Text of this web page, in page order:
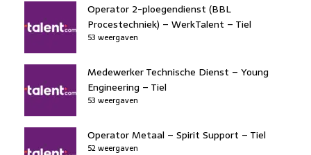
Operator 2-ploegendienst (BBL
Procestechniek) – WerkTalent – Tiel
53 weergaven
Medewerker Technische Dienst – Young
Engineering – Tiel
53 weergaven
Operator Metaal – Spirit Support – Tiel
52 weergaven